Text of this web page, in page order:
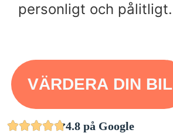
personligt och pålitligt.
VÄRDERA DIN BIL
4.8 på Google